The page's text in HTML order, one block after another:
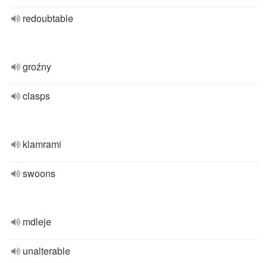
redoubtable
groźny
clasps
klamrami
swoons
mdleje
unalterable